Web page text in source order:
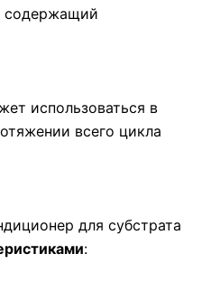
содержащий
использоваться в
всего цикла
для субстрата
: